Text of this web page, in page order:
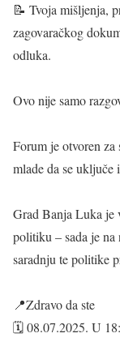
📝 Tvoja mišljenja,
zagovaračkog
odluka.
Ovo nije samo
Forum je otvoren za
mlade da se uključe
Grad Banja Luka je
politiku – sada je
saradnju te politike
📍Zdravo da ste
🗓️ 08.07.2025. U